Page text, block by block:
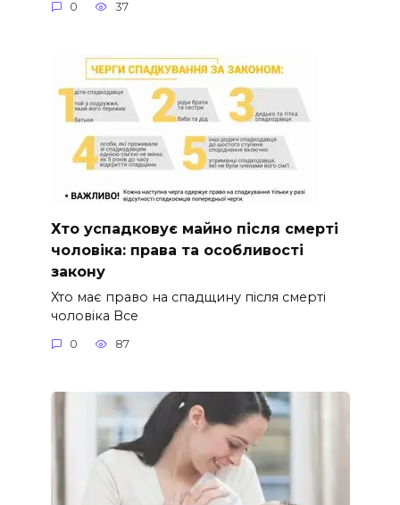
0 37
Хто успадковує майно після смерті
чоловіка: права та особливості
закону
Хто має право на спадщину після смерті
чоловіка Все
0 87